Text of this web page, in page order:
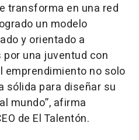
transforma en una red
un modelo
y orientado a
una juventud con
emprendimiento no solo
sólida para diseñar su
mundo”, afirma
de El Talentón.